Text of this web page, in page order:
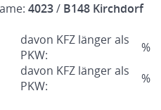
4023/ B148 Kirchdorf
davon KFZ länger als
PKW:
%
davon KFZ länger als
PKW:
%